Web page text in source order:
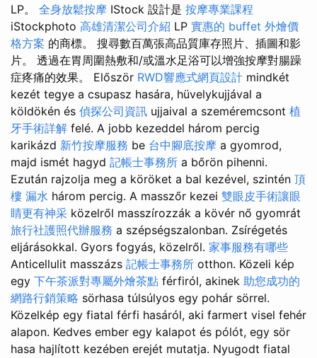
LP。 全身放鬆按摩 IStock 設計是 按摩專業課程
iStockphoto 高雄清潔公司介紹 LP 實惠的 buffet 外燴價
格方案 的商標。 搜尋數百萬張高品質庫存照片、插圖和影
片。 透過在胃周圍熱敷和/或溫水足浴可以增強按摩對腸躁
症疼痛的效果。 Először RWD響應式網頁設計 mindkét
kezét tegye a csupasz hasára, hüvelykujjával a
köldökén és 偵探公司資訊 ujjaival a szeméremcsont 植
牙手術詳解 felé. A jobb kezeddel három percig
karikázd 新竹按摩服務 be 台中腳底按摩 a gyomrod,
majd ismét hagyd 記帳士事務所 a bőrön pihenni.
Ezután rajzolja meg a köröket a bal kezével, szintén 頂
樓 漏水 három percig. A masszőr kezei 雙眼皮手術讓眼
睛更有神采 közelről masszírozzák a kövér nő gyomrát
旅行社護照代辦服務 a szépségszalonban. Zsírégetés
eljárásokkal. Gyors fogyás, közelről. 家事服務有哪些
Anticellulit masszázs 記帳士事務所 otthon. Közeli kép
egy 下午茶派對專屬外燴茶點 férfiról, akinek 助您成功的
網路行銷策略 sörhasa túlsúlyos egy pohár sörrel.
Közelkép egy fiatal férfi hasáról, aki farmert visel fehér
alapon. Kedves ember egy kalapot és pólót, egy sör
hasa hajlított kezében erejét mutatja. Nyugodt fiatal